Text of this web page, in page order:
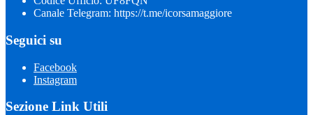
Canale Telegram: https://t.me/icorsamaggiore
Seguici su
Facebook
Instagram
Sezione Link Utili